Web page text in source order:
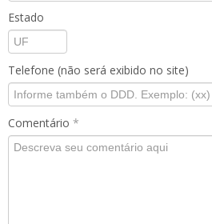
Estado
Telefone (não será exibido no site)
Comentário *